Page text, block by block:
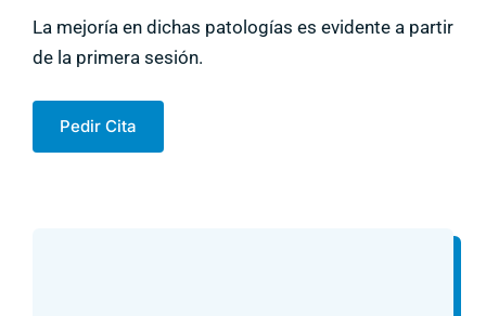
La mejoría en dichas patologías es evidente a partir
de la primera sesión.
Pedir Cita